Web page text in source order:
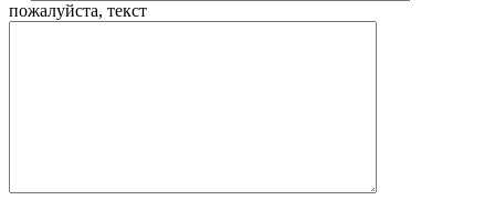
пожалуйста, текст